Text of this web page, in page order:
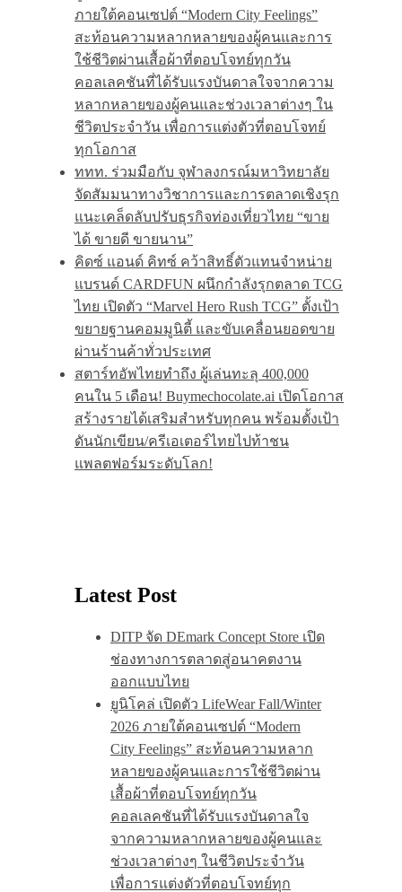
ภายใต้คอนเซปต์ “Modern City Feelings”
สะท้อนความหลากหลายของผู้คนและการ
ใช้ชีวิตผ่านเสื้อผ้าที่ตอบโจทย์ทุกวัน
คอลเลคชันที่ได้รับแรงบันดาลใจจากความ
หลากหลายของผู้คนและช่วงเวลาต่างๆ ใน
ชีวิตประจำวัน เพื่อการแต่งตัวที่ตอบโจทย์
ทุกโอกาส
ททท. ร่วมมือกับ จุฬาลงกรณ์มหาวิทยาลัย
จัดสัมมนาทางวิชาการและการตลาดเชิงรุก
แนะเคล็ดลับปรับธุรกิจท่องเที่ยวไทย “ขาย
ได้ ขายดี ขายนาน”
คิดซ์ แอนด์ คิทซ์ คว้าสิทธิ์ตัวแทนจำหน่าย
แบรนด์ CARDFUN ผนึกกำลังรุกตลาด TCG
ไทย เปิดตัว “Marvel Hero Rush TCG” ตั้งเป้า
ขยายฐานคอมมูนิตี้ และขับเคลื่อนยอดขาย
ผ่านร้านค้าทั่วประเทศ
สตาร์ทอัพไทยทำถึง ผู้เล่นทะลุ 400,000
คนใน 5 เดือน! Buymechocolate.ai เปิดโอกาส
สร้างรายได้เสริมสำหรับทุกคน พร้อมตั้งเป้า
ดันนักเขียน/ครีเอเตอร์ไทยไปท้าชน
แพลตฟอร์มระดับโลก!
Latest Post
DITP จัด DEmark Concept Store เปิด
ช่องทางการตลาดสู่อนาคตงาน
ออกแบบไทย
ยูนิโคล่ เปิดตัว LifeWear Fall/Winter
2026 ภายใต้คอนเซปต์ “Modern
City Feelings” สะท้อนความหลาก
หลายของผู้คนและการใช้ชีวิตผ่าน
เสื้อผ้าที่ตอบโจทย์ทุกวัน
คอลเลคชันที่ได้รับแรงบันดาลใจ
จากความหลากหลายของผู้คนและ
ช่วงเวลาต่างๆ ในชีวิตประจำวัน
เพื่อการแต่งตัวที่ตอบโจทย์ทุก